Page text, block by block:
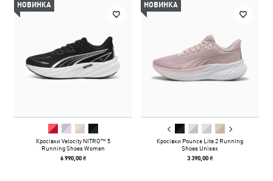
НОВИНКА
Кросівки Velocity NITRO™ 5
Running Shoes Women
6 990,00 ₴
НОВИНКА
Кросівки Pounce Lite 2 Running
Shoes Unisex
3 390,00 ₴